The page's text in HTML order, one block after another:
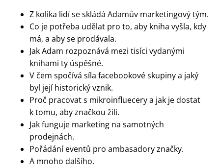
Z kolika lidí se skládá Adamův marketingový tým.
Co je potřeba udělat pro to, aby kniha vyšla, kdy
má, a aby se prodávala.
Jak Adam rozpoznává mezi tisíci vydanými
knihami ty úspěšné.
V čem spočívá síla facebookové skupiny a jaký
byl její historický vznik.
Proč pracovat s mikroinfluecery a jak je dostat
k tomu, aby značkou žili.
Jak funguje marketing na samotných
prodejnách.
Pořádání eventů pro ambasadory značky.
A mnoho dalšího.